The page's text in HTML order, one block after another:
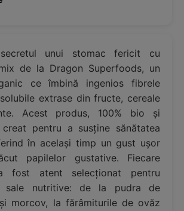
secretul unui stomac fericit cu
de la Dragon Superfoods, un
ce îmbină ingenios fibrele
extrase din fructe, cereale
Acest produs, 100% bio și
pentru a susține sănătatea
în același timp un gust ușor
papilelor gustative. Fiecare
fost atent selecționat pentru
sale nutritive: de la pudra de
morcov, la fărâmiturile de ovăz